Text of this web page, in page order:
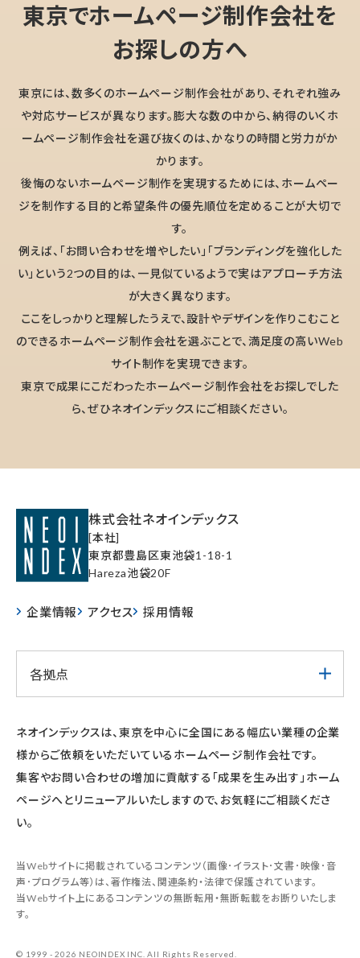
東京でホームページ制作会社を
お探しの方へ
東京には、数多くのホームページ制作会社があり、それぞれ強み
や対応サービスが異なります。膨大な数の中から、納得のいくホ
ームページ制作会社を選び抜くのは、かなりの時間と労力がか
かります。
後悔のないホームページ制作を実現するためには、ホームペー
ジを制作する目的と希望条件の優先順位を定めることが大切で
す。
例えば、「お問い合わせを増やしたい」「ブランディングを強化した
い」という2つの目的は、一見似ているようで実はアプローチ方法
が大きく異なります。
ここをしっかりと理解したうえで、設計やデザインを作りこむこと
のできるホームページ制作会社を選ぶことで、満足度の高いWeb
サイト制作を実現できます。
東京で成果にこだわったホームページ制作会社をお探しでした
ら、ぜひネオインデックスにご相談ください。
株式会社ネオインデックス
[本社]
東京都豊島区東池袋1-18-1
Hareza池袋20F
企業情報 アクセス 採用情報
各拠点
ネオインデックスは、東京を中心に全国にある幅広い業種の企業
様からご依頼をいただいているホームページ制作会社です。
集客やお問い合わせの増加に貢献する「成果を生み出す」ホーム
ページへとリニューアルいたしますので、お気軽にご相談くださ
い。
当Webサイトに掲載されているコンテンツ（画像･イラスト･文書･映像･音
声･プログラム等）は、著作権法、関連条約・法律で保護されています。
当Webサイト上にあるコンテンツの無断転用・無断転載をお断りいたしま
す。
© 1999 - 2026 NEOINDEX INC. All Rights Reserved.